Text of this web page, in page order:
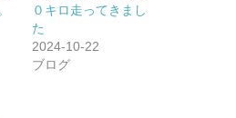
０キロ走ってきまし
た
2024-10-22
ブログ